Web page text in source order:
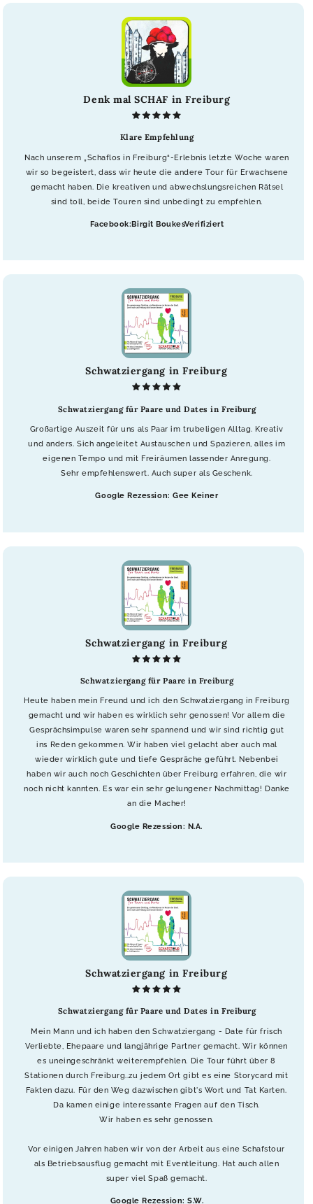
Denk mal SCHAF in Freiburg
Klare Empfehlung
Nach unserem „Schaflos in Freiburg“-Erlebnis letzte Woche waren
wir so begeistert, dass wir heute die andere Tour für Erwachsene
gemacht haben. Die kreativen und abwechslungsreichen Rätsel
sind toll, beide Touren sind unbedingt zu empfehlen.
Facebook:Birgit BoukesVerifiziert
Schwatziergang in Freiburg
Schwatziergang für Paare und Dates in Freiburg
Großartige Auszeit für uns als Paar im trubeligen Alltag. Kreativ
und anders. Sich angeleitet Austauschen und Spazieren, alles im
eigenen Tempo und mit Freiräumen lassender Anregung.
Sehr empfehlenswert. Auch super als Geschenk.
Google Rezession: Gee Keiner
Schwatziergang in Freiburg
Schwatziergang für Paare in Freiburg
Heute haben mein Freund und ich den Schwatziergang in Freiburg
gemacht und wir haben es wirklich sehr genossen! Vor allem die
Gesprächsimpulse waren sehr spannend und wir sind richtig gut
ins Reden gekommen. Wir haben viel gelacht aber auch mal
wieder wirklich gute und tiefe Gespräche geführt. Nebenbei
haben wir auch noch Geschichten über Freiburg erfahren, die wir
noch nicht kannten. Es war ein sehr gelungener Nachmittag! Danke
an die Macher!
Google Rezession: N.A.
Schwatziergang in Freiburg
Schwatziergang für Paare und Dates in Freiburg
Mein Mann und ich haben den Schwatziergang - Date für frisch
Verliebte, Ehepaare und langjährige Partner gemacht. Wir können
es uneingeschränkt weiterempfehlen. Die Tour führt über 8
Stationen durch Freiburg..zu jedem Ort gibt es eine Storycard mit
Fakten dazu. Für den Weg dazwischen gibt's Wort und Tat Karten.
Da kamen einige interessante Fragen auf den Tisch.
Wir haben es sehr genossen.
Vor einigen Jahren haben wir von der Arbeit aus eine Schafstour
als Betriebsausflug gemacht mit Eventleitung. Hat auch allen
super viel Spaß gemacht.
Google Rezession: S.W.